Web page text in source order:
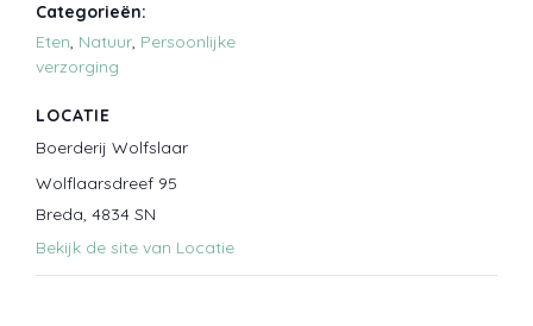
Categorieën:
Eten, Natuur, Persoonlijke
verzorging
LOCATIE
Boerderij Wolfslaar
Wolflaarsdreef 95
Breda 4834 SN
Bekijk de site van Locatie